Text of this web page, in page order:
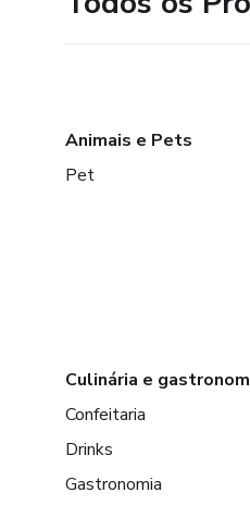
Animais e Pets
Pet
Culinária e
Confeitaria
Drinks
Gastronomia